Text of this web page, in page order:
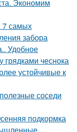
Экономим
7 самых
забора
Удобное
грядками чеснока
устойчивые к
соседи
подкормка